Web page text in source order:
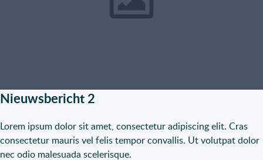
Nieuwsbericht 2
Lorem ipsum dolor sit amet, consectetur adipiscing elit. Cras
consectetur mauris vel felis tempor convallis. Ut volutpat dolor
nec odio malesuada scelerisque.